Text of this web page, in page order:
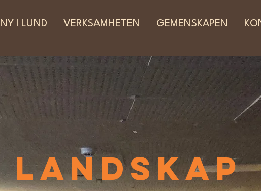
NY I LUND VERKSAMHETEN GEMENSKAPEN
Landskap